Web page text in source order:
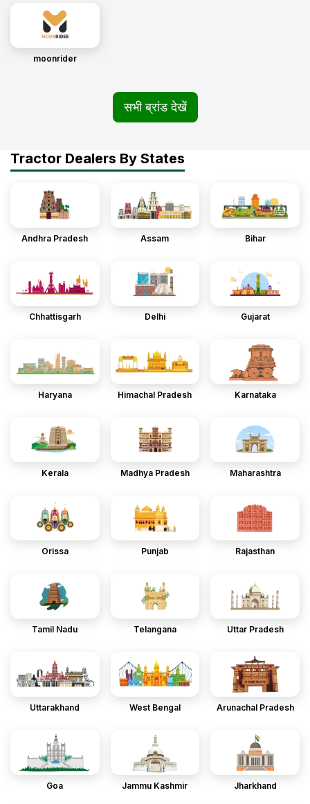
moonrider
सभी ब्रांड देखें
Tractor Dealers By States
Andhra Pradesh Assam Bihar
Chhattisgarh Delhi Gujarat
Haryana Himachal Pradesh Karnataka
Kerala Madhya Pradesh Maharashtra
Orissa Punjab Rajasthan
Tamil Nadu Telangana Uttar Pradesh
Uttarakhand West Bengal Arunachal Pradesh
Goa Jammu Kashmir Jharkhand